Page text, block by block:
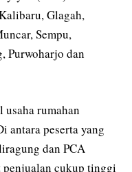
Glagah,
Sempu,
Purwoharjo dan
rumahan
antara peserta yang
dan PCA
penjualan cukup tinggi